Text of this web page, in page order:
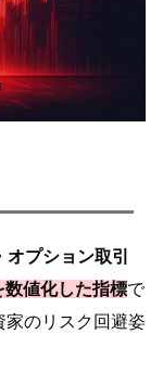
オプション取引
値化した指標で
家のリスク回避姿